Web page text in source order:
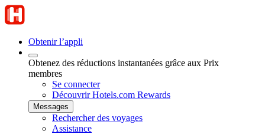
Obtenir l’appli
Obtenez des réductions instantanées grâce aux Prix
membres
Se connecter
Découvrir Hotels.com Rewards
Messages
Rechercher des voyages
Assistance